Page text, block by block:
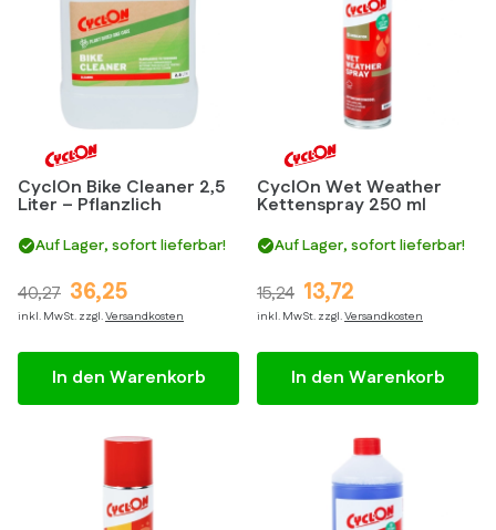
CyclOn Bike Cleaner 2,5
Liter – Pflanzlich
Auf Lager, sofort lieferbar!
36,25
40,27
inkl. MwSt. zzgl.Versandkosten
In den Warenkorb
CyclOn Wet Weather
Kettenspray 250 ml
Auf Lager, sofort lieferbar!
13,72
15,24
inkl. MwSt. zzgl.Versandkosten
In den Warenkorb